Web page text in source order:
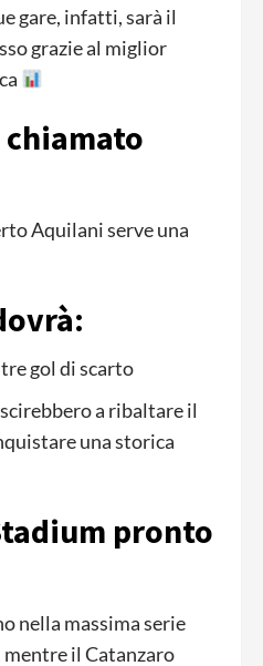
gare, infatti, sarà il
grazie al miglior
chiamato
Aquilani serve una
gol di scarto
a ribaltare il
una storica
pronto
nella massima serie
il Catanzaro